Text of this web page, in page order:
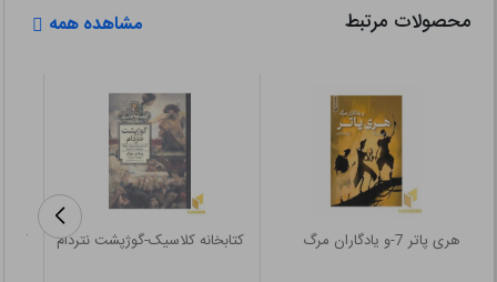
محصولات مرتبط مشاهده همه
هری پاتر 7-و یادگاران مرگ کتابخانه کلاسیک-گوژپشت نتردام کلاسیک 26-